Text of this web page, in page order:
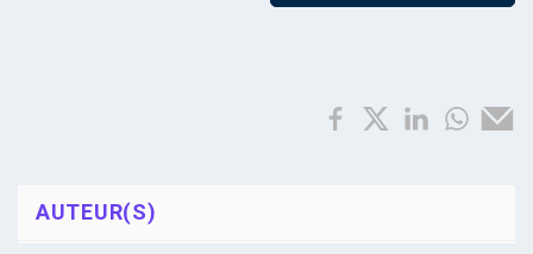
AUTEUR(S)